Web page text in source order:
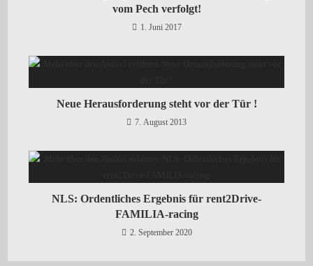
vom Pech verfolgt!
1. Juni 2017
Neue Herausforderung steht vor der Tür !
7. August 2013
NLS: Ordentliches Ergebnis für rent2Drive-
FAMILIA-racing
2. September 2020